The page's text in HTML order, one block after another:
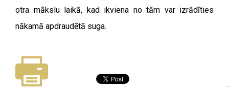
otra mākslu laikā, kad ikviena no tām var izrādīties
nākamā apdraudētā suga.